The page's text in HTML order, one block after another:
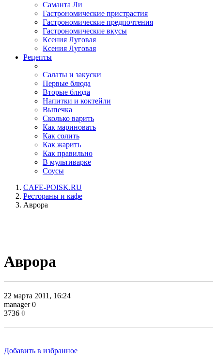
Саманта Ли
Гастрономические пристрастия
Гастрономические предпочтения
Гастрономические вкусы
Ксения Луговая
Ксения Луговая
Рецепты
Салаты и закуски
Первые блюда
Вторые блюда
Напитки и коктейли
Выпечка
Сколько варить
Как мариновать
Как солить
Как жарить
Как правильно
В мультиварке
Соусы
CAFE-POISK.RU
Рестораны и кафе
Аврора
Аврора
22 марта 2011, 16:24
manager0
3736 0
Добавить в избранное